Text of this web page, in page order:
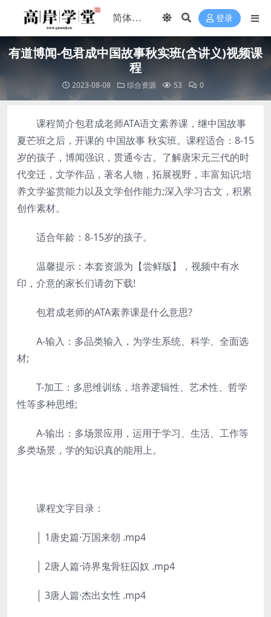
登录
有道博闻-包君成中国故事秋实班(含讲义)视频课
程
2023-08-08 综合资源 53 0
课程简介包君成老师ATA语文素养课，继中国故事
夏芒班之后，开课的 中国故事 秋实班。课程适合：8-15
岁的孩子，博闻强识，贯通今古。了解唐宋元三代的时
代变迁，文学作品，著名人物，拓展视野，丰富知识;培
养文学鉴赏能力以及文学创作能力;深入学习古文，积累
创作素材。
适合年龄：8-15岁的孩子。
温馨提示：本套资源为【尝鲜版】，视频中有水
印，介意的家长们请勿下载!
包君成老师的ATA素养课是什么意思?
A-输入：多品类输入，为学生系统、科学、全面选
材;
T-加工：多思维训练，培养逻辑性、艺术性、哲学
性等多种思维;
A-输出：多场景应用，运用于学习、生活、工作等
多类场景，学的知识真的能用上。
课程文字目录：
│ 1唐史篇·万国来朝 .mp4
│ 2唐人篇·诗界鬼骨狂囚奴 .mp4
│ 3唐人篇·杰出女性 .mp4